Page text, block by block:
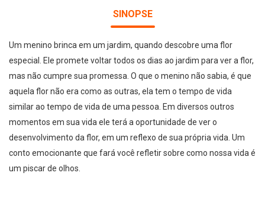
SINOPSE
Um menino brinca em um jardim, quando descobre uma flor
especial. Ele promete voltar todos os dias ao jardim para ver a flor,
mas não cumpre sua promessa. O que o menino não sabia, é que
aquela flor não era como as outras, ela tem o tempo de vida
similar ao tempo de vida de uma pessoa. Em diversos outros
momentos em sua vida ele terá a oportunidade de ver o
desenvolvimento da flor, em um reflexo de sua própria vida. Um
conto emocionante que fará você refletir sobre como nossa vida é
um piscar de olhos.